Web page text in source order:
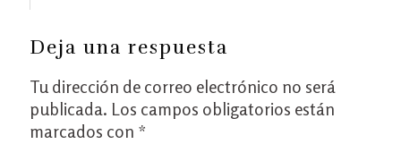
Deja una respuesta
Tu dirección de correo electrónico no será
publicada. Los campos obligatorios están
marcados con *